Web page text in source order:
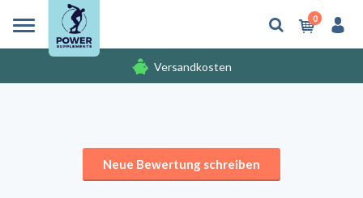
0
Versandkosten
Neue Bewertung schreiben